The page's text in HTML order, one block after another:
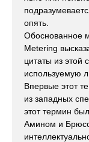
опять.
Обоснованное
Metering
цитаты из этой
используемую
Впервые этот
из западных
этот термин
Амином и